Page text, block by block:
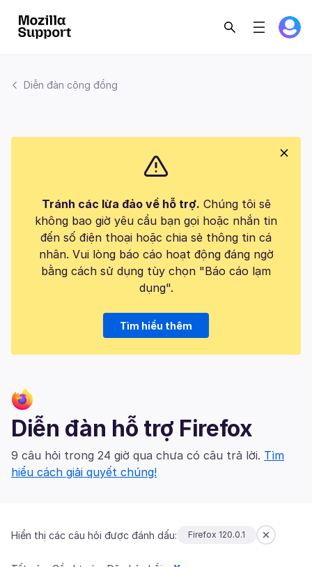
Diễn đàn cộng đồng
Tránh các lừa đảo về hỗ trợ. Chúng tôi sẽ
không bao giờ yêu cầu bạn gọi hoặc nhắn tin
đến số điện thoại hoặc chia sẻ thông tin cá
nhân. Vui lòng báo cáo hoạt động đáng ngờ
bằng cách sử dụng tùy chọn "Báo cáo lạm
dụng".
Tìm hiểu thêm
Diễn đàn hỗ trợ Firefox
9 câu hỏi trong 24 giờ qua chưa có câu trả lời. Tìm
hiểu cách giải quyết chúng!
Hiển thị các câu hỏi được đánh dấu: Firefox 120.0.1